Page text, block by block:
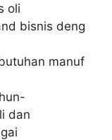
oli
bisnis deng
manuf
dan